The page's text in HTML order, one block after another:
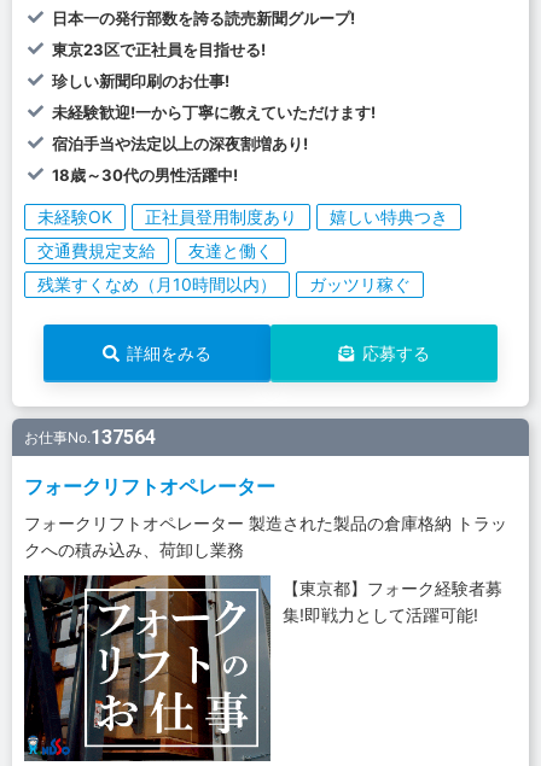
日本一の発行部数を誇る読売新聞グループ!
東京23区で正社員を目指せる!
珍しい新聞印刷のお仕事!
未経験歓迎!一から丁寧に教えていただけます!
宿泊手当や法定以上の深夜割増あり!
18歳～30代の男性活躍中!
未経験OK 正社員登用制度あり
嬉しい特典つき
交通費規定支給
友達と働く
残業すくなめ（月10時間以内）
ガッツリ稼ぐ
詳細をみる 応募する
お仕事No.137564
フォークリフトオペレーター
フォークリフトオペレーター 製造された製品の倉庫格納 トラッ
クへの積み込み、荷卸し業務
【東京都】フォーク経験者募
集!即戦力として活躍可能!